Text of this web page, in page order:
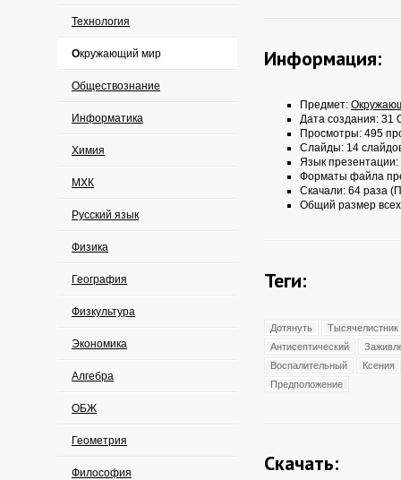
Технология
Окружающий мир
Обществознание
Информатика
Химия
МХК
Русский язык
Физика
География
Физкультура
Экономика
Алгебра
ОБЖ
Геометрия
Философия
Информация:
Предмет:
Дата создания: 31
Просмотры: 495
Слайды: 14
Язык презентации:
Форматы файла
Скачали: 64 раза
Общий размер
Теги:
Дотянуть
Тысячелистник
Антисептический
Воспалительный
Ксения
Предположение
Скачать: